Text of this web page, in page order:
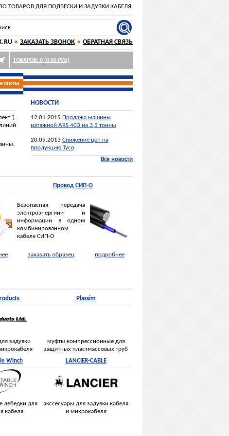
ТОВАРОВ ДЛЯ ПОДВЕСКИ И ЗАДУВКИ КАБЕЛЯ.
СЕГОДНЯ НА СКЛАДЕ 8076 ЕДИНИЦ ТОВАРА.
ЦЕНЫ И ОСТАТКИ ОБНОВЛЕНЫ 21.03.2019 10:05.
ДОСТАВКА: РОССИЯ, КАЗАХСТАН И БЕЛАРУСЬ.
ТОВАРОВ: 0 (0.00 РУБ)
ЗАКАЗАТЬ ЗВОНОК
ОБРАТНАЯ СВЯЗЬ
НОВОСТИ
12.01.2015 Продажа машины
натяжной ARS 403 на 3,5 тонны
20.09.2013 Снижение цен на
продукцию Tyco
Все новости
Провод СИП-О
Безопасная передача
электроэнергиии и
информации в одном
комбинированном
кабеле СИП-О
заказать образец подробнее
Plassim
задувки
муфты компрессионные для
защитных пластмассовых труб
Winch LANCIER-CABLE
лебедки для
кабеля
акссесуары для задувки кабеля
и микрокабеля